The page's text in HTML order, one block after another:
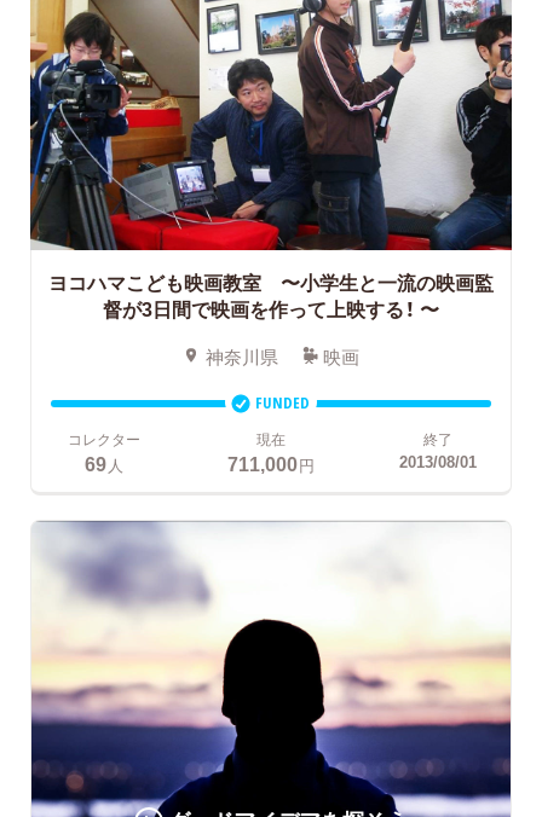
ヨコハマこども映画教室 〜小学生と一流の映画監
督が3日間で映画を作って上映する！ 〜
神奈川県 映画
FUNDED
コレクター
69 人
現在
711,000円
終了
2013/08/01